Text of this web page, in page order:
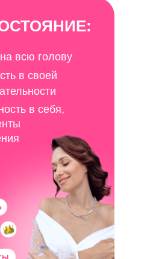
всю голову
в своей
в себя,